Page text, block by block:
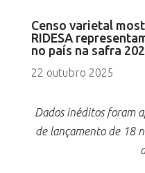
Censo varietal
RIDESA
no país na safra
22 outubro 2025
Dados inéditos foram
de lançamento de 18